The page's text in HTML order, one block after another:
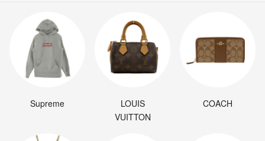
Supreme
LOUIS
VUITTON
COACH